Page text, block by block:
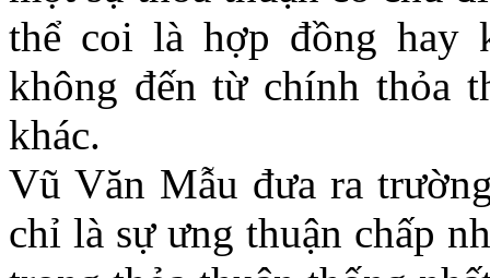
thể coi là hợp đồng hay
không đến từ chính thỏa
khác.
Vũ Văn Mẫu đưa ra
chỉ là sự ưng thuận chấp